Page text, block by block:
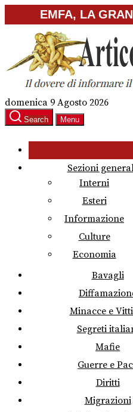
to
content
EMFA, LA
domenica 9 Agosto 2026
Search Menu
Sezioni
Interni
Esteri
Informazione
Culture
Economia
Bavagli
Minacce e
Segreti
Mafie
Guerre e
Diritti
Migrazioni